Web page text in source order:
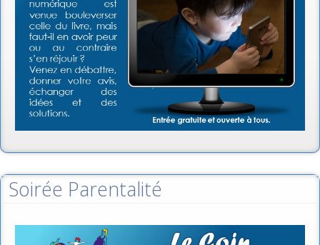
Soirée Parentalité